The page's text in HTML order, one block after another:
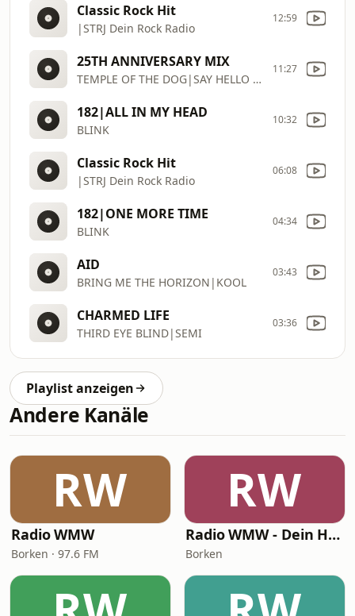
Classic Rock Hit
|STRJ Dein Rock Radio
12:59
25TH ANNIVERSARY MIX
TEMPLE OF THE DOG|SAY HELLO 2 HEAVEN
11:27
182|ALL IN MY HEAD
BLINK
10:32
Classic Rock Hit
|STRJ Dein Rock Radio
06:08
182|ONE MORE TIME
BLINK
04:34
AID
BRING ME THE HORIZON|KOOL
03:43
CHARMED LIFE
THIRD EYE BLIND|SEMI
03:36
Playlist anzeigen
Andere Kanäle
RW
Radio WMW
Borken · 97.6 FM
RW
Radio WMW - Dein HipHop Radio
Borken